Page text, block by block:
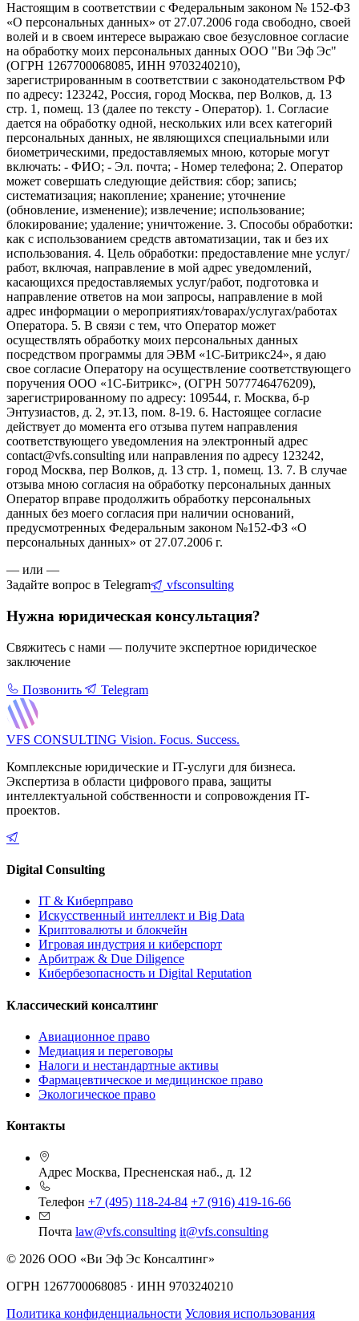
Настоящим в соответствии с Федеральным законом № 152-ФЗ
«О персональных данных» от 27.07.2006 года свободно, своей
волей и в своем интересе выражаю свое безусловное согласие
на обработку моих персональных данных ООО "Ви Эф Эс"
(ОГРН 1267700068085, ИНН 9703240210),
зарегистрированным в соответствии с законодательством РФ
по адресу: 123242, Россия, город Москва, пер Волков, д. 13
стр. 1, помещ. 13 (далее по тексту - Оператор). 1. Согласие
дается на обработку одной, нескольких или всех категорий
персональных данных, не являющихся специальными или
биометрическими, предоставляемых мною, которые могут
включать: - ФИО; - Эл. почта; - Номер телефона; 2. Оператор
может совершать следующие действия: сбор; запись;
систематизация; накопление; хранение; уточнение
(обновление, изменение); извлечение; использование;
блокирование; удаление; уничтожение. 3. Способы обработки:
как с использованием средств автоматизации, так и без их
использования. 4. Цель обработки: предоставление мне услуг/
работ, включая, направление в мой адрес уведомлений,
касающихся предоставляемых услуг/работ, подготовка и
направление ответов на мои запросы, направление в мой
адрес информации о мероприятиях/товарах/услугах/работах
Оператора. 5. В связи с тем, что Оператор может
осуществлять обработку моих персональных данных
посредством программы для ЭВМ «1С-Битрикс24», я даю
свое согласие Оператору на осуществление соответствующего
поручения ООО «1С-Битрикс», (ОГРН 5077746476209),
зарегистрированному по адресу: 109544, г. Москва, б-р
Энтузиастов, д. 2, эт.13, пом. 8-19. 6. Настоящее согласие
действует до момента его отзыва путем направления
соответствующего уведомления на электронный адрес
contact@vfs.consulting или направления по адресу 123242,
город Москва, пер Волков, д. 13 стр. 1, помещ. 13. 7. В случае
отзыва мною согласия на обработку персональных данных
Оператор вправе продолжить обработку персональных
данных без моего согласия при наличии оснований,
предусмотренных Федеральным законом №152-ФЗ «О
персональных данных» от 27.07.2006 г.
— или —
Задайте вопрос в Telegram
vfsconsulting
Нужна юридическая консультация?
Свяжитесь с нами — получите экспертное юридическое
заключение
Позвонить Telegram
VFS CONSULTING Vision. Focus. Success.
Комплексные юридические и IT-услуги для бизнеса.
Экспертиза в области цифрового права, защиты
интеллектуальной собственности и сопровождения IT-
проектов.
Digital Consulting
IT & Киберправо
Искусственный интеллект и Big Data
Криптовалюты и блокчейн
Игровая индустрия и киберспорт
Арбитраж & Due Diligence
Кибербезопасность и Digital Reputation
Классический консалтинг
Авиационное право
Медиация и переговоры
Налоги и нестандартные активы
Фармацевтическое и медицинское право
Экологическое право
Контакты
Адрес Москва, Пресненская наб., д. 12
Телефон +7 (495) 118-24-84 +7 (916) 419-16-66
Почта law@vfs.consulting it@vfs.consulting
© 2026 ООО «Ви Эф Эс Консалтинг»
ОГРН 1267700068085 · ИНН 9703240210
Политика конфиденциальности Условия использования